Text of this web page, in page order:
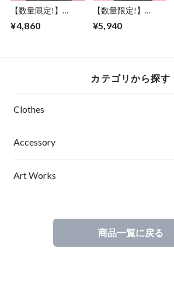
【数量限定!】
ール ノースリーブ
¥4,860
【数量限定!】
オリジナルプリント
¥5,940
カテゴリから探す
Clothes
Mens
Ladies
Accessory
Art Works
商品一覧に戻る